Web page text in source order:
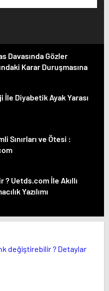
Davasında Gözler
Karar Duruşmasına
Diyabetik Ayak Yarası
Sınırları ve Ötesi :
? Uetds.com İle Akıllı
Yazılımı